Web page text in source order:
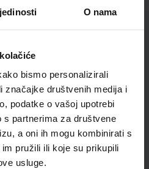
O nama
bismo personalizirali
značajke društvenih medija i
podatke o vašoj upotrebi
s partnerima za društvene
a oni ih mogu kombinirati s
pružili ili koje su prikupili
usluge.
školske
dimenzije
tip 177